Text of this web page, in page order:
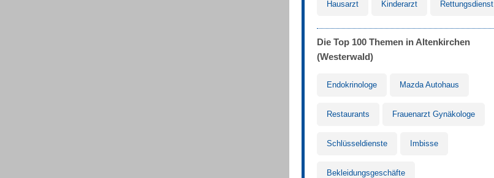
Hausarzt Kinderarzt Rettungsdienst
Die Top 100 Themen in Altenkirchen
(Westerwald)
Endokrinologe Mazda Autohaus
Restaurants Frauenarzt Gynäkologe
Schlüsseldienste Imbisse
Bekleidungsgeschäfte